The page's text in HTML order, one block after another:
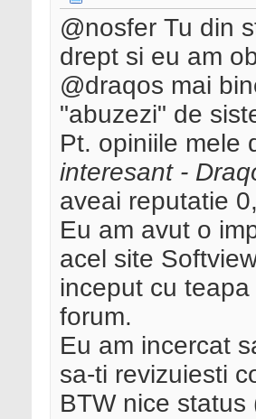
@nosfer Tu din
drept si eu am
@draqos mai
"abuzezi" de
Pt. opiniile mele
interesant -
aveai reputatie
Eu am avut o
acel site
inceput cu
forum.
Eu am incercat
sa-ti revizuiesti
BTW nice